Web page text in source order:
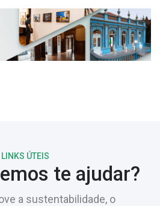
LINKS ÚTEIS
te ajudar?
a sustentabilidade, o